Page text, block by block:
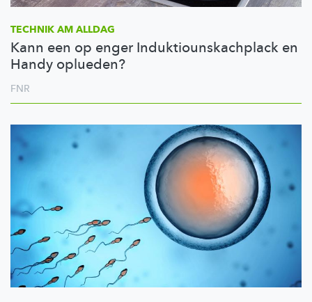
TECHNIK AM ALLDAG
Kann een op enger Induktiounskachplack en
Handy oplueden?
FNR